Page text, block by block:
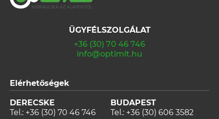
ÜGYFÉLSZOLGÁLAT
+36 (30) 70 46 746
info@optimit.hu
Elérhetőségek
DERECSKE
Tel.: +36 (30) 70 46 746
BUDAPEST
Tel.: +36 (30) 606 3582